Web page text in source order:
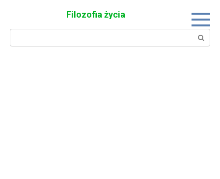
Filozofia życia
Search: